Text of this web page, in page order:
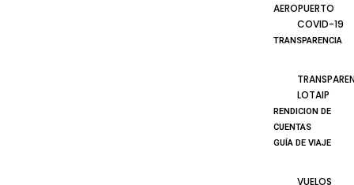
AEROPUERTO
COVID-19
TRANSPARENCIA
LOTAIP
RENDICION DE
CUENTAS
GUÍA DE VIAJE
VUELOS